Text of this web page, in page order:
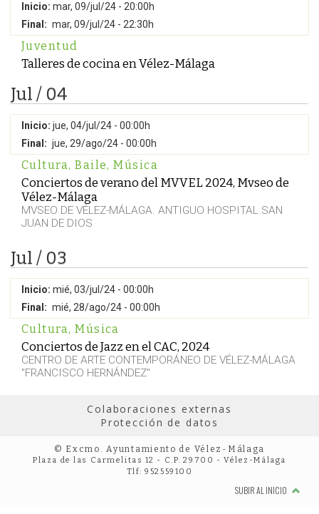
Inicio: mar, 09/jul/24 - 20:00h
Final: mar, 09/jul/24 - 22:30h
Juventud
Talleres de cocina en Vélez-Málaga
Jul / 04
Inicio: jue, 04/jul/24 - 00:00h
Final: jue, 29/ago/24 - 00:00h
Cultura, Baile, Música
Conciertos de verano del MVVEL 2024, Mvseo de
Vélez-Málaga
MVSEO DE VÉLEZ-MÁLAGA. ANTIGUO HOSPITAL SAN
JUAN DE DIOS
Jul / 03
Inicio: mié, 03/jul/24 - 00:00h
Final: mié, 28/ago/24 - 00:00h
Cultura, Música
Conciertos de Jazz en el CAC, 2024
CENTRO DE ARTE CONTEMPORÁNEO DE VÉLEZ-MÁLAGA
"FRANCISCO HERNÁNDEZ"
Colaboraciones externas
Protección de datos
© Excmo. Ayuntamiento de Vélez-Málaga
Plaza de las Carmelitas 12 - C.P. 29700 - Vélez-Málaga
Tlf: 952559100
SUBIR AL INICIO